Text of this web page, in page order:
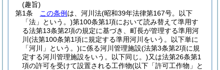
(趣旨)
第1条
この条例 は、河川法(昭和39年法律第167号。以下
「法」という。)第100条第1項において読み替えて準用す
る法第13条第2項の規定に基づき、町長が管理する準用河
川 (法第100条第1項に規定する準用河川をいう。以下単に
「河川」という。)に係る河川管理施設(法第3条第2項に規
定する河川管理施設をいう。以下同じ。)又は法第26条第1
項の許可を受けて設置される工作物(以下「許可工作物」と